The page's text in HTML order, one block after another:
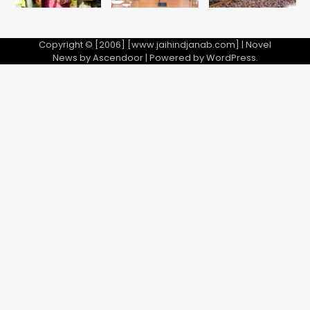
Copyright © [2006] [www.jaihindjanab.com] | Novel
News byAscendoor| Powered byWordPress.